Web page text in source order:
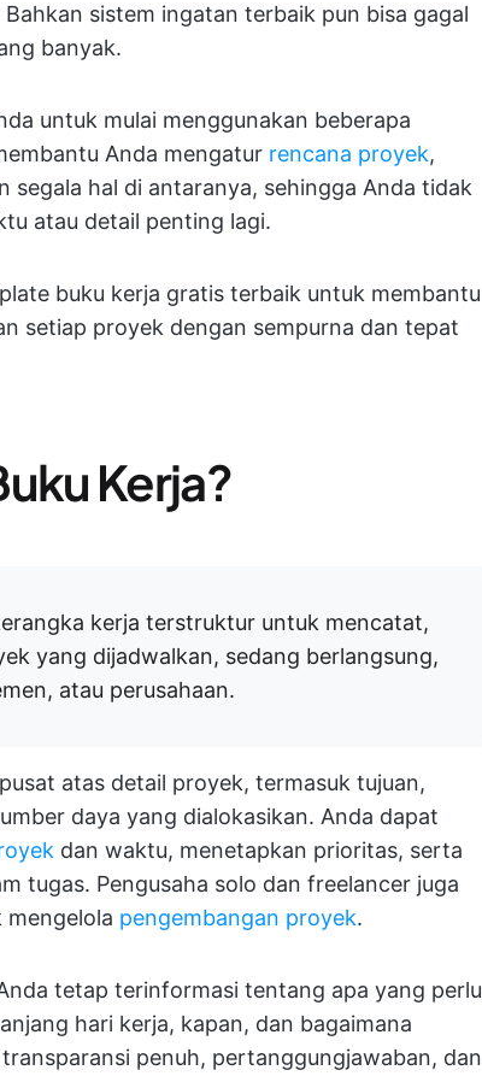
sistem ingatan terbaik pun bisa gagal
banyak.
untuk mulai menggunakan beberapa
Anda mengatur rencana proyek,
hal di antaranya, sehingga Anda tidak
atau detail penting lagi.
buku kerja gratis terbaik untuk membantu
setiap proyek dengan sempurna dan tepat
Kerja?
kerja terstruktur untuk mencatat,
yang dijadwalkan, sedang berlangsung,
atau perusahaan.
atas detail proyek, termasuk tujuan,
daya yang dialokasikan. Anda dapat
dan waktu, menetapkan prioritas, serta
tugas. Pengusaha solo dan freelancer juga
pengembangan proyek.
tetap terinformasi tentang apa yang perlu
hari kerja, kapan, dan bagaimana
penuh, pertanggungjawaban, dan